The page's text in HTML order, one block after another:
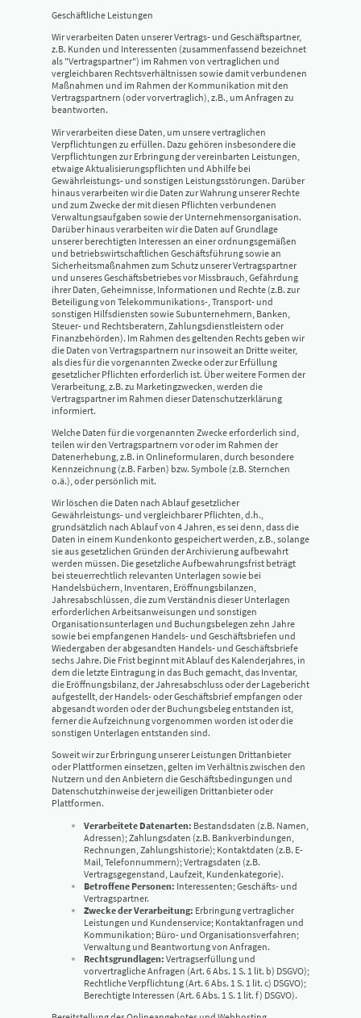
Geschäftliche Leistungen
Wir verarbeiten Daten unserer Vertrags- und Geschäftspartner,
z.B. Kunden und Interessenten (zusammenfassend bezeichnet
als "Vertragspartner") im Rahmen von vertraglichen und
vergleichbaren Rechtsverhältnissen sowie damit verbundenen
Maßnahmen und im Rahmen der Kommunikation mit den
Vertragspartnern (oder vorvertraglich), z.B., um Anfragen zu
beantworten.
Wir verarbeiten diese Daten, um unsere vertraglichen
Verpflichtungen zu erfüllen. Dazu gehören insbesondere die
Verpflichtungen zur Erbringung der vereinbarten Leistungen,
etwaige Aktualisierungspflichten und Abhilfe bei
Gewährleistungs- und sonstigen Leistungsstörungen. Darüber
hinaus verarbeiten wir die Daten zur Wahrung unserer Rechte
und zum Zwecke der mit diesen Pflichten verbundenen
Verwaltungsaufgaben sowie der Unternehmensorganisation.
Darüber hinaus verarbeiten wir die Daten auf Grundlage
unserer berechtigten Interessen an einer ordnungsgemäßen
und betriebswirtschaftlichen Geschäftsführung sowie an
Sicherheitsmaßnahmen zum Schutz unserer Vertragspartner
und unseres Geschäftsbetriebes vor Missbrauch, Gefährdung
ihrer Daten, Geheimnisse, Informationen und Rechte (z.B. zur
Beteiligung von Telekommunikations-, Transport- und
sonstigen Hilfsdiensten sowie Subunternehmern, Banken,
Steuer- und Rechtsberatern, Zahlungsdienstleistern oder
Finanzbehörden). Im Rahmen des geltenden Rechts geben wir
die Daten von Vertragspartnern nur insoweit an Dritte weiter,
als dies für die vorgenannten Zwecke oder zur Erfüllung
gesetzlicher Pflichten erforderlich ist. Über weitere Formen der
Verarbeitung, z.B. zu Marketingzwecken, werden die
Vertragspartner im Rahmen dieser Datenschutzerklärung
informiert.
Welche Daten für die vorgenannten Zwecke erforderlich sind,
teilen wir den Vertragspartnern vor oder im Rahmen der
Datenerhebung, z.B. in Onlineformularen, durch besondere
Kennzeichnung (z.B. Farben) bzw. Symbole (z.B. Sternchen
o.ä.), oder persönlich mit.
Wir löschen die Daten nach Ablauf gesetzlicher
Gewährleistungs- und vergleichbarer Pflichten, d.h.,
grundsätzlich nach Ablauf von 4 Jahren, es sei denn, dass die
Daten in einem Kundenkonto gespeichert werden, z.B., solange
sie aus gesetzlichen Gründen der Archivierung aufbewahrt
werden müssen. Die gesetzliche Aufbewahrungsfrist beträgt
bei steuerrechtlich relevanten Unterlagen sowie bei
Handelsbüchern, Inventaren, Eröffnungsbilanzen,
Jahresabschlüssen, die zum Verständnis dieser Unterlagen
erforderlichen Arbeitsanweisungen und sonstigen
Organisationsunterlagen und Buchungsbelegen zehn Jahre
sowie bei empfangenen Handels- und Geschäftsbriefen und
Wiedergaben der abgesandten Handels- und Geschäftsbriefe
sechs Jahre. Die Frist beginnt mit Ablauf des Kalenderjahres, in
dem die letzte Eintragung in das Buch gemacht, das Inventar,
die Eröffnungsbilanz, der Jahresabschluss oder der Lagebericht
aufgestellt, der Handels- oder Geschäftsbrief empfangen oder
abgesandt worden oder der Buchungsbeleg entstanden ist,
ferner die Aufzeichnung vorgenommen worden ist oder die
sonstigen Unterlagen entstanden sind.
Soweit wir zur Erbringung unserer Leistungen Drittanbieter
oder Plattformen einsetzen, gelten im Verhältnis zwischen den
Nutzern und den Anbietern die Geschäftsbedingungen und
Datenschutzhinweise der jeweiligen Drittanbieter oder
Plattformen.
Verarbeitete Datenarten: Bestandsdaten (z.B. Namen,
Adressen); Zahlungsdaten (z.B. Bankverbindungen,
Rechnungen, Zahlungshistorie); Kontaktdaten (z.B. E-
Mail, Telefonnummern); Vertragsdaten (z.B.
Vertragsgegenstand, Laufzeit, Kundenkategorie).
Betroffene Personen: Interessenten; Geschäfts- und
Vertragspartner.
Zwecke der Verarbeitung: Erbringung vertraglicher
Leistungen und Kundenservice; Kontaktanfragen und
Kommunikation; Büro- und Organisationsverfahren;
Verwaltung und Beantwortung von Anfragen.
Rechtsgrundlagen: Vertragserfüllung und
vorvertragliche Anfragen (Art. 6 Abs. 1 S. 1 lit. b) DSGVO);
Rechtliche Verpflichtung (Art. 6 Abs. 1 S. 1 lit. c) DSGVO);
Berechtigte Interessen (Art. 6 Abs. 1 S. 1 lit. f) DSGVO).